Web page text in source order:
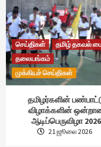
செய்திகள்
தமிழ் தகவல்
தலையங்கம்
முக்கியச் செய்திகள்
தமிழர்களின்
விழாக்களின்
ஆடிப்பெருவிழா 2026
21 ஜூலை 2026